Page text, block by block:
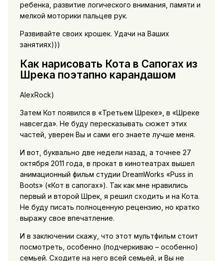
ребенка, развитие логического внимания, памяти и
мелкой моторики пальцев рук.
Развивайте своих крошек. Удачи на Ваших
занятиях)))
Как нарисовать Кота в Сапогах из
Шрека поэтапно карандашом
AlexRock)
Затем Кот появился в «Третьем Шреке», в «Шреке
навсегда». Не буду пересказывать сюжет этих
частей, уверен Вы и сами его знаете лучше меня.
И вот, буквально две недели назад, а точнее 27
октября 2011 года, в прокат в кинотеатрах вышел
анимационный фильм студии DreamWorks «Puss in
Boots» («Кот в сапогах»). Так как мне нравились
первый и второй Шрек, я решил сходить и на Кота.
Не буду писать полноценную рецензию, но кратко
выражу свое впечатление.
И в заключении скажу, что этот мультфильм стоит
посмотреть, особенно (подчеркиваю – особенно)
семьей. Сходите на него всей семьей, и Вы не